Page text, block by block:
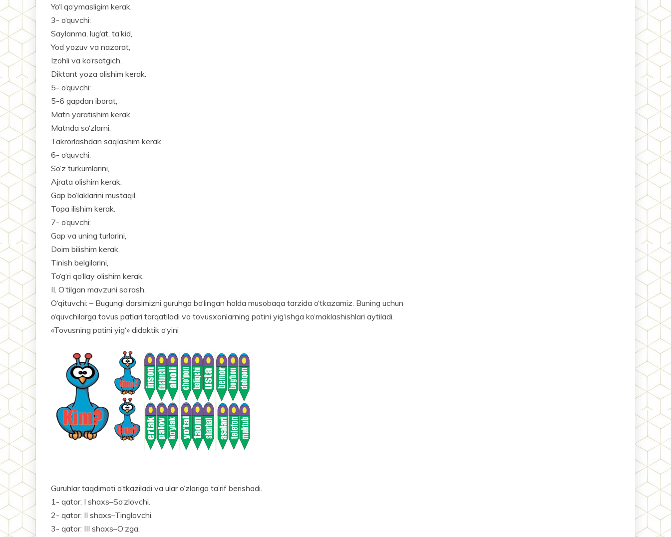
Yo‘l qo‘ymasligim kerak.
3- o‘quvchi:
Saylanma, lug‘at, ta’kid,
Yod yozuv va nazorat,
Izohli va ko‘rsatgich,
Diktant yoza olishim kerak.
5- o‘quvchi:
5-6 gapdan iborat,
Matn yaratishim kerak.
Matnda so‘zlarni,
Takrorlashdan saqlashim kerak.
6- o‘quvchi:
So‘z turkumlarini,
Ajrata olishim kerak.
Gap bo‘laklarini mustaqil,
Topa ilishim kerak.
7- o‘quvchi:
Gap va uning turlarini,
Doim bilishim kerak.
Tinish belgilarini,
To‘g‘ri qo‘llay olishim kerak.
II. O‘tilgan mavzuni so‘rash.
O‘qituvchi: – Bugungi darsimizni guruhga bo‘lingan holda musobaqa tarzida o‘tkazamiz. Buning uchun
o‘quvchilarga tovus patlari tarqatiladi va tovusxonlar­ning patini yig‘ishga ko‘maklashishlari aytiladi.
«Tovusning patini yig‘» didaktik o‘yini
Guruhlar taqdimoti o‘tkaziladi va ular o‘zlariga ta’rif berishadi.
1- qator: I shaxs–So‘zlovchi.
2- qator: II shaxs–Tinglovchi.
3- qator: III shaxs–O‘zga.